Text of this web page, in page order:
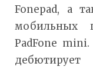
Fonepad, а
мобильных
PadFone